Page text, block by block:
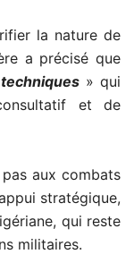
la nature de
a précisé que
» qui
et de
aux combats
stratégique,
qui reste
militaires.